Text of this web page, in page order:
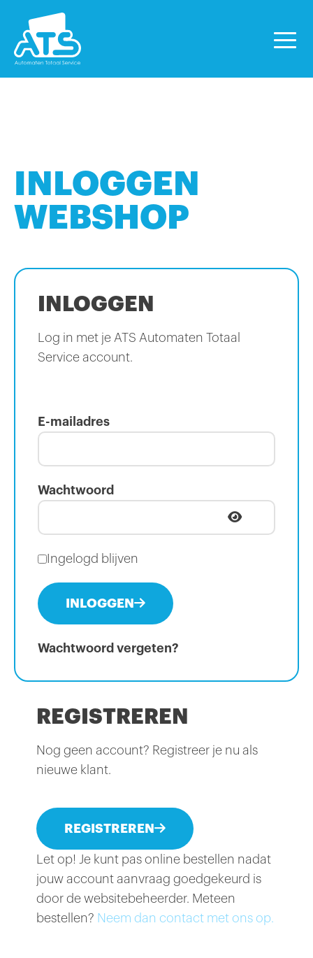
INLOGGEN
WEBSHOP
INLOGGEN
Log in met je ATS Automaten Totaal
Service account.
E-mailadres
Wachtwoord
Ingelogd blijven
INLOGGEN
Wachtwoord vergeten?
REGISTREREN
Nog geen account? Registreer je nu als
nieuwe klant.
REGISTREREN
Let op! Je kunt pas online bestellen nadat
jouw account aanvraag goedgekeurd is
door de websitebeheerder. Meteen
bestellen? Neem dan contact met ons op.